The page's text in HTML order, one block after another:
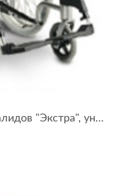
Кресло-коляска для инвалидов "Экстра", универсальная (ширина сидения 48-50 см)